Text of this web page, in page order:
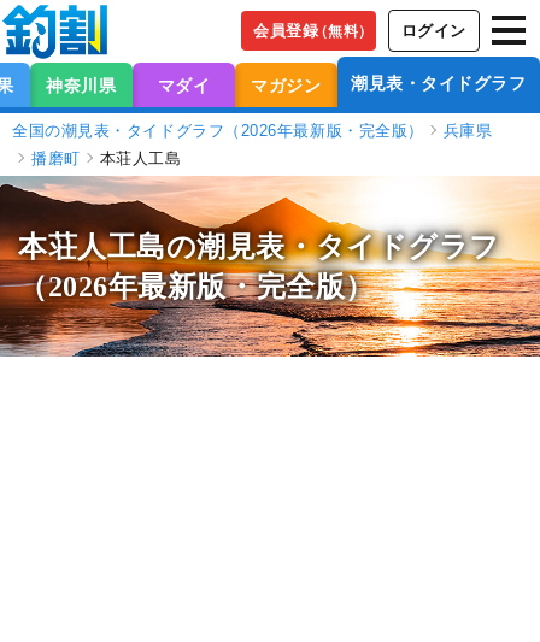
会員登録（無料） ログイン
神奈川県 マダイ マガジン 潮見表・タイドグラフ
全国の潮見表・タイドグラフ（2026年最新版・完全版）
兵庫県
播磨町
本荘人工島
本荘人工島の潮見表・タイドグラフ
（2026年最新版・完全版）